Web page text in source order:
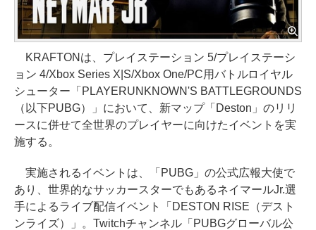
KRAFTONは、プレイステーション 5/プレイステーシ
ョン 4/Xbox Series X|S/Xbox One/PC用バトルロイヤル
シューター「PLAYERUNKNOWN'S BATTLEGROUNDS
（以下PUBG）」において、新マップ「Deston」のリリ
ースに併せて全世界のプレイヤーに向けたイベントを実
施する。
実施されるイベントは、「PUBG」の公式広報大使で
あり、世界的なサッカースターでもあるネイマールJr.選
手によるライブ配信イベント「DESTON RISE（デスト
ンライズ）」。Twitchチャンネル「PUBGグローバル公